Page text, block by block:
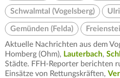
Schwalmtal (Vogelsberg)
Gemünden (Felda)
Aktuelle Nachrichten aus dem
Homberg (Ohm), Lauterbach,
Städte. FFH-Reporter berichten
Einsätze von Rettungskräften,